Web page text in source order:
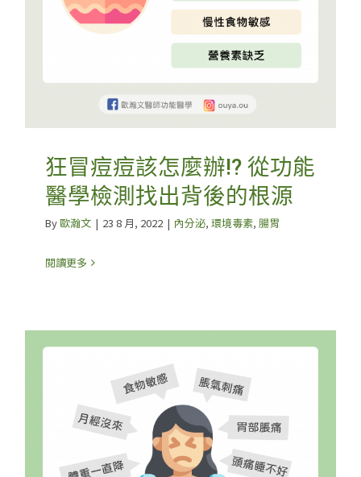
狂冒痘痘該怎麼辦!? 從功能
醫學檢測找出背後的根源
By歐瀚文 | 23 8 月, 2022 | 內分泌, 環境毒素, 腸胃
閱讀更多